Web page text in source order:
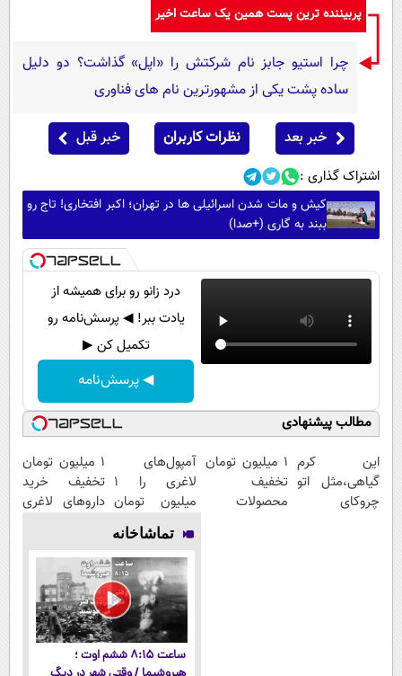
پربیننده ترین پست همین یک ساعت اخیر
چرا استیو جابز نام شرکتش را «اپل» گذاشت؟ دو دلیل
ساده پشت یکی از مشهورترین نام های فناوری
خبر بعد نظرات کاربران خبر قبل
اشتراک گذاری :
کیش و مات شدن اسرائیلی ها در تهران؛ اکبر افتخاری! تاج رو
ببند به گاری (+صدا)
درد زانو رو برای همیشه از
یادت ببر! ◀ پرسش‌نامه رو
تکمیل کن ▶
◀ پرسش‌نامه
مطالب پیشنهادی
این کرم
گیاهی،مثل اتو
چروکای
۱ میلیون تومان
تخفیف
محصولات
آمپول‌های
لاغری را ۱
میلیون تومان
ارزان‌تر از
همه‌جا بخر!
1 میلیون تومان
تخفیف خرید
داروهای لاغری
یخ!
تماشاخانه
ساعت ۸:۱۵ ششم اوت ؛